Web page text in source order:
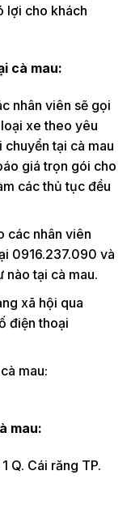
lợi cho khách
cà mau:
nhân viên sẽ gọi
xe theo yêu
tại cà mau
giá trọn gói cho
các thủ tục đều
các nhân viên
0916.237.090 và
nào tại cà mau.
xã hội qua
điện thoại
mau:
mau:
Q. Cái răng TP.